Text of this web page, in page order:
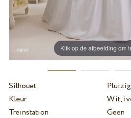
Klik op de afbeelding om
Silhouet
Kleur
Wit,
Treinstation
Geen